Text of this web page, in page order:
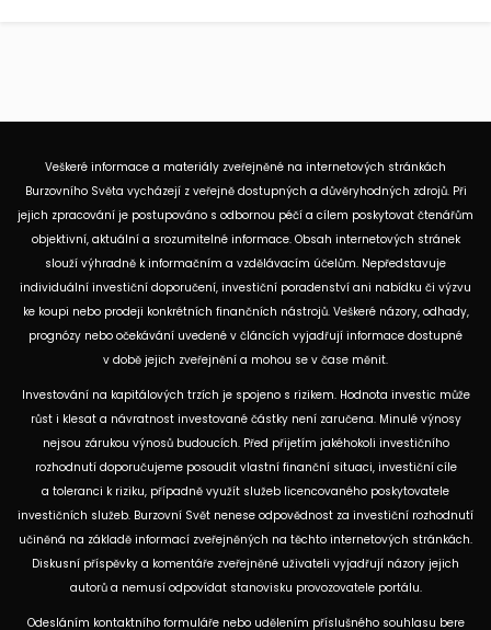
Veškeré informace a materiály zveřejněné na internetových stránkách
Burzovního Světa vycházejí z veřejně dostupných a důvěryhodných zdrojů. Při
jejich zpracování je postupováno s odbornou péčí a cílem poskytovat čtenářům
objektivní, aktuální a srozumitelné informace. Obsah internetových stránek
slouží výhradně k informačním a vzdělávacím účelům. Nepředstavuje
individuální investiční doporučení, investiční poradenství ani nabídku či výzvu
ke koupi nebo prodeji konkrétních finančních nástrojů. Veškeré názory, odhady,
prognózy nebo očekávání uvedené v článcích vyjadřují informace dostupné
v době jejich zveřejnění a mohou se v čase měnit.
Investování na kapitálových trzích je spojeno s rizikem. Hodnota investic může
růst i klesat a návratnost investované částky není zaručena. Minulé výnosy
nejsou zárukou výnosů budoucích. Před přijetím jakéhokoli investičního
rozhodnutí doporučujeme posoudit vlastní finanční situaci, investiční cíle
a toleranci k riziku, případně využít služeb licencovaného poskytovatele
investičních služeb. Burzovní Svět nenese odpovědnost za investiční rozhodnutí
učiněná na základě informací zveřejněných na těchto internetových stránkách.
Diskusní příspěvky a komentáře zveřejněné uživateli vyjadřují názory jejich
autorů a nemusí odpovídat stanovisku provozovatele portálu.
Odesláním kontaktního formuláře nebo udělením příslušného souhlasu bere